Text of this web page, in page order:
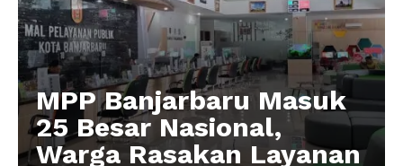
MPP Banjarbaru Masuk
25 Besar Nasional,
Warga Rasakan Layanan